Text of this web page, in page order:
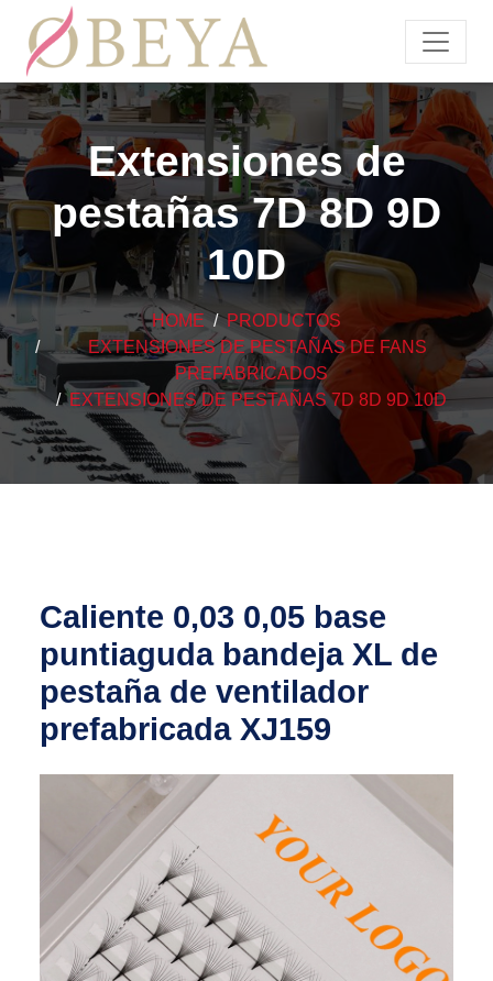
Extensiones de
pestañas 7D 8D 9D
10D
HOME
PRODUCTOS
EXTENSIONES DE PESTAÑAS DE FANS
PREFABRICADOS
EXTENSIONES DE PESTAÑAS 7D 8D 9D 10D
Caliente 0,03 0,05 base
puntiaguda bandeja XL de
pestaña de ventilador
prefabricada XJ159